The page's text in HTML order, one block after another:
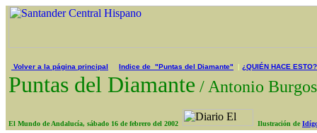
Volver a la página principal Indice de "Puntas del Diamante" | ¿QUIÉN HACE ESTO?
Puntas del Diamante / Antonio
El Mundo de Andalucía, sábado 16 de febrero del 2002 Ilustración de